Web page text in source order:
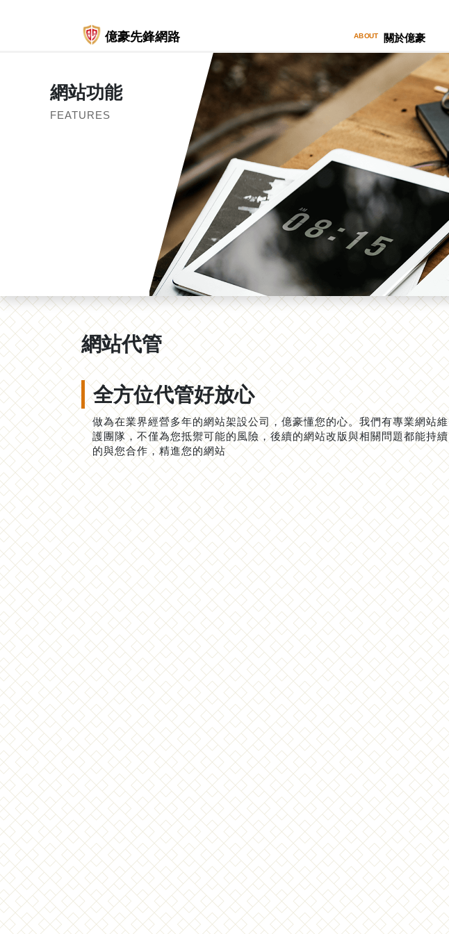
億豪先鋒網路 ABOUT 關於億豪
網站功能
FEATURES
網站代管
全方位代管好放心
做為在業界經營多年的網站架設公司，億豪懂您的心。我們有專業網站維
護團隊，不僅為您抵禦可能的風險，後續的網站改版與相關問題都能持續
的與您合作，精進您的網站